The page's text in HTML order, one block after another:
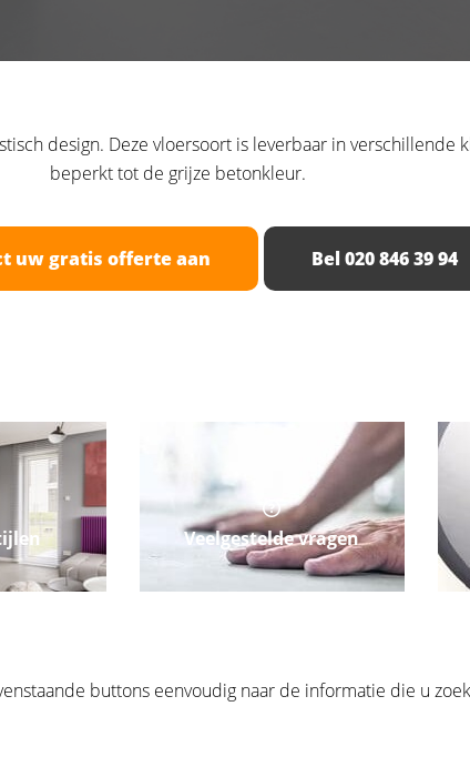
design. Deze vloersoort is leverbaar in
beperkt tot de grijze betonkleur.
uw gratis offerte aan Bel 020 846 39 94
Veelgestelde vragen
buttons eenvoudig naar de informatie die u